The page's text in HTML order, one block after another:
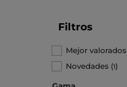
Filtros
Mejor valorados
Novedades (1)